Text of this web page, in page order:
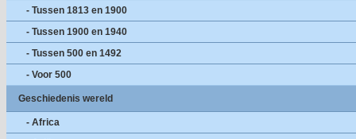
- Tussen 1813 en 1900
- Tussen 1900 en 1940
- Tussen 500 en 1492
- Voor 500
Geschiedenis wereld
- Africa